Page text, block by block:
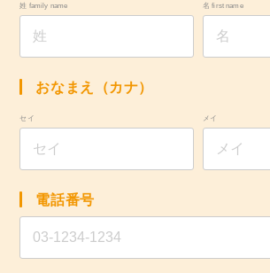
姓 family name 名 first name
おなまえ（カナ）
セイ メイ
電話番号